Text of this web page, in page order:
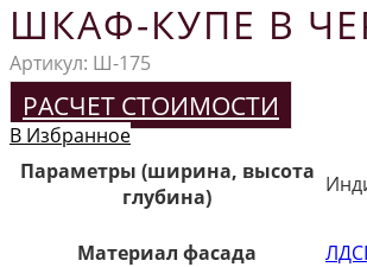
ШКАФ-КУПЕ В
Артикул: Ш-175
РАСЧЕТ СТОИМОСТИ
В Избранное
Параметры (ширина, высота
глубина)
Материал фасада